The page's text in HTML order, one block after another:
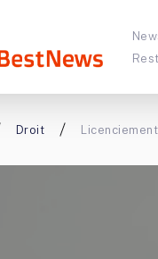
Droit